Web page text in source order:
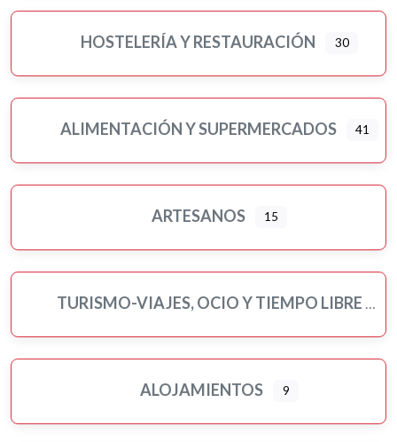
HOSTELERÍA Y RESTAURACIÓN 30
ALIMENTACIÓN Y SUPERMERCADOS 41
ARTESANOS 15
TURISMO-VIAJES, OCIO Y TIEMPO LIBRE
ALOJAMIENTOS 9